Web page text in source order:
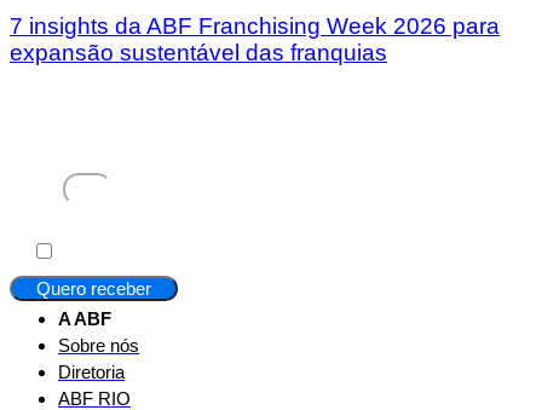
7 insights da ABF Franchising Week 2026 para
expansão sustentável das franquias
Quero receber
A ABF
Sobre nós
Diretoria
ABF RIO